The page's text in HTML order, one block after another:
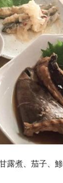
露煮、茄子、鯵